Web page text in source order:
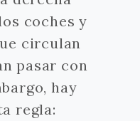
coches y
circulan
pasar con
hay
regla: